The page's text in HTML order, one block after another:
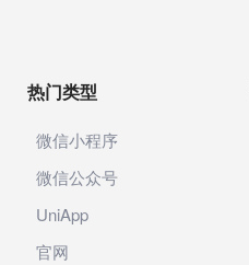
热门类型
微信小程序
微信公众号
UniApp
官网